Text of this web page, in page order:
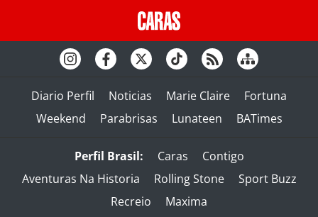
Diario Perfil Noticias Marie Claire
Fortuna
Weekend
Parabrisas Lunateen BATimes
Perfil Brasil: Caras
Contigo
Aventuras Na Historia
Rolling Stone
Sport Buzz
Recreio
Maxima